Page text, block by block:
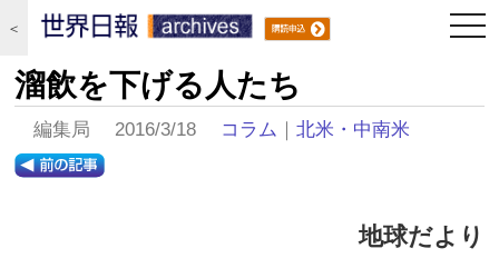
＜
溜飲を下げる人たち
編集局 2016/3/18 コラム ｜北米・中南米
地球だより